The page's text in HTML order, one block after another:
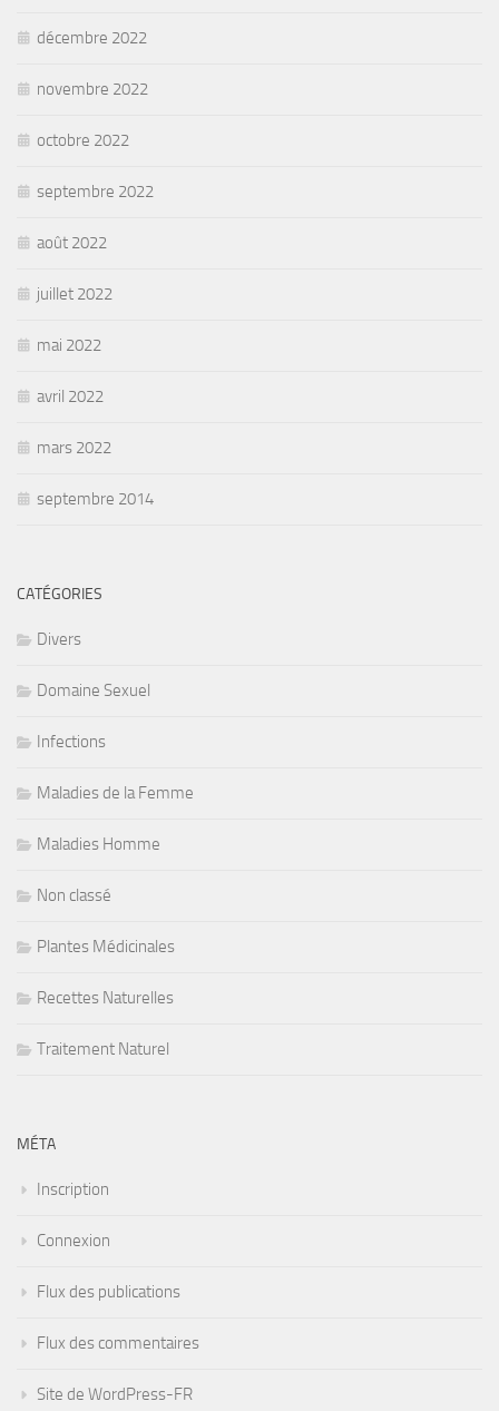
décembre 2022
novembre 2022
octobre 2022
septembre 2022
août 2022
juillet 2022
mai 2022
avril 2022
mars 2022
septembre 2014
CATÉGORIES
Divers
Domaine Sexuel
Infections
Maladies de la Femme
Maladies Homme
Non classé
Plantes Médicinales
Recettes Naturelles
Traitement Naturel
MÉTA
Inscription
Connexion
Flux des publications
Flux des commentaires
Site de WordPress-FR